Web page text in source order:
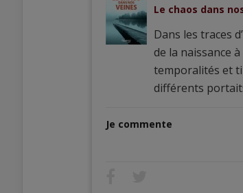
Le chaos dans
Dans les traces
de la naissance
temporalités et
différents
Je commente